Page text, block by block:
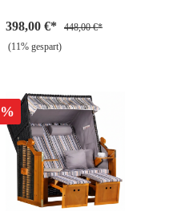
398,00 €*
448,00 €*
(11% gespart)
%